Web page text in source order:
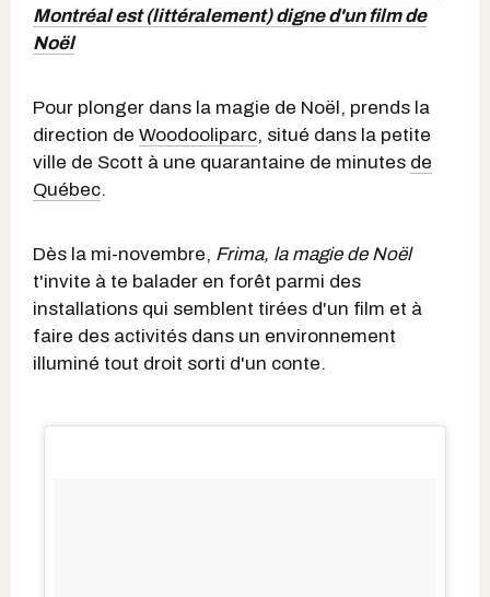
Montréal est (littéralement) digne d'un film de
Noël
Pour plonger dans la magie de Noël, prends la
direction de Woodooliparc, situé dans la petite
ville de Scott à une quarantaine de minutes de
Québec.
Dès la mi-novembre, Frima, la magie de Noël
t'invite à te balader en forêt parmi des
installations qui semblent tirées d'un film et à
faire des activités dans un environnement
illuminé tout droit sorti d'un conte.